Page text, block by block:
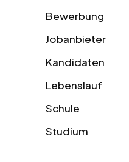
Bewerbung
Jobanbieter
Kandidaten
Lebenslauf
Schule
Studium